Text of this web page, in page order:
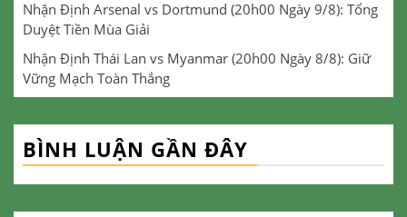
Nhận Định Arsenal vs Dortmund (20h00 Ngày 9/8): Tổng
Duyệt Tiền Mùa Giải
Nhận Định Thái Lan vs Myanmar (20h00 Ngày 8/8): Giữ
Vững Mạch Toàn Thắng
BÌNH LUẬN GẦN ĐÂY